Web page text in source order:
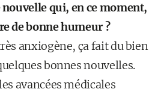
nouvelle qui, en ce moment,
de bonne humeur ?
anxiogène, ça fait du bien
bonnes nouvelles.
avancées médicales